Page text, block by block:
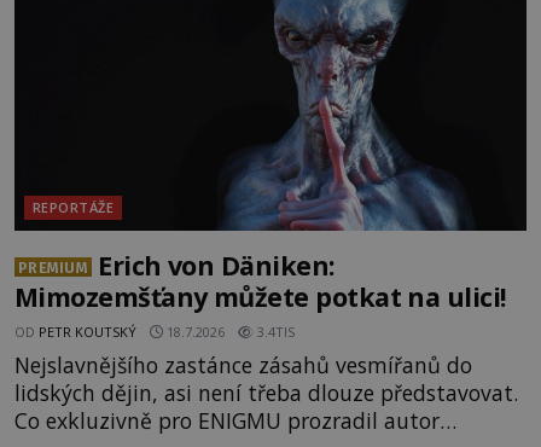
prastaré pohanské kulty, keltské svatyně a zprávy
REPORTÁŽE
PREMIUM
Erich von Däniken:
Mimozemšťany můžete potkat na ulici!
OD PETR KOUTSKÝ 18.7.2026 3.4TIS
Nejslavnějšího zastánce zásahů vesmířanů do
lidských dějin, asi není třeba dlouze představovat.
Co exkluzivně pro ENIGMU prozradil autor